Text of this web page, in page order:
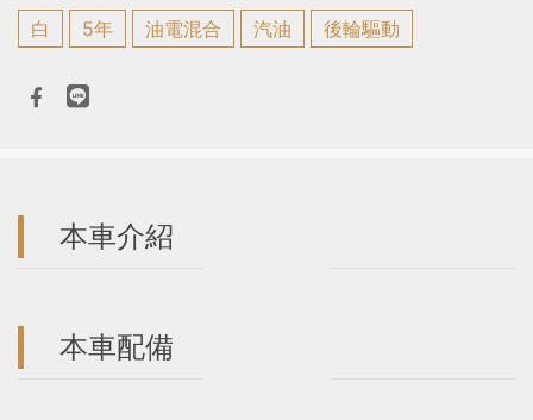
白
5年 油電混合 汽油 後輪驅動
本車介紹
本車配備